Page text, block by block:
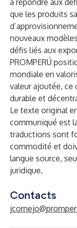
à répondre aux
que les produits
nouveaux
défis liés aux
PROMPERÚ
mondiale en
valeur ajoutée, ce
durable et
Le texte original
communiqué est
traductions sont
commodité et
langue source,
juridique.
Contacts